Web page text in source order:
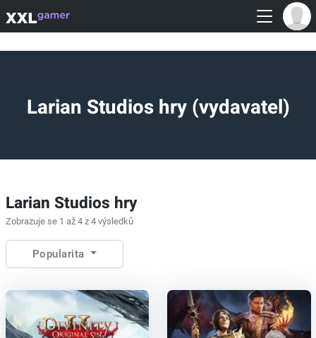
Larian Studios hry (vydavatel)
Larian Studios hry
Zobrazuje se 1 až 4 z 4 výsledků
Popularita